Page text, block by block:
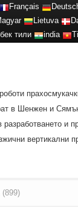
Français
Lietuva
тили india
в Шенжен и
и
вертикални
(899)